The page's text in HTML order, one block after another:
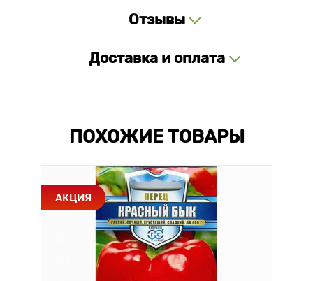
Отзывы
Доставка и оплата
ПОХОЖИЕ ТОВАРЫ
АКЦИЯ